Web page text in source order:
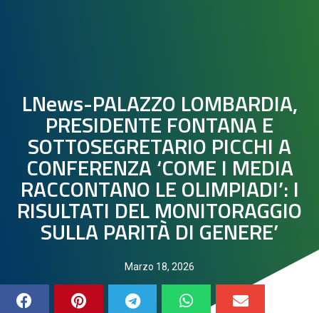
LNews-PALAZZO LOMBARDIA,
PRESIDENTE FONTANA E
SOTTOSEGRETARIO PICCHI A
CONFERENZA ‘COME I MEDIA
RACCONTANO LE OLIMPIADI’: I
RISULTATI DEL MONITORAGGIO
SULLA PARITÀ DI GENERE’
Marzo 18, 2026